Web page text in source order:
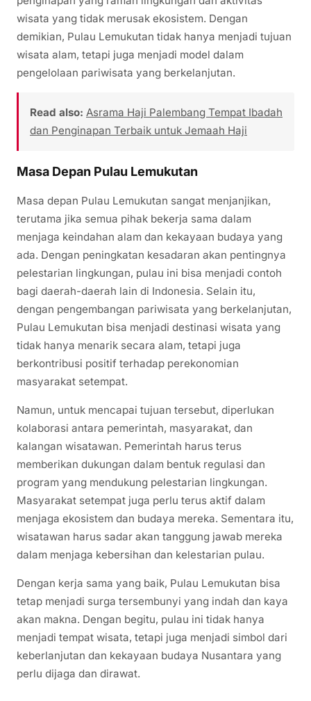
wisata yang tidak merusak ekosistem. Dengan
demikian, Pulau Lemukutan tidak hanya menjadi tujuan
wisata alam, tetapi juga menjadi model dalam
pengelolaan pariwisata yang berkelanjutan.
Read also: Asrama Haji Palembang Tempat Ibadah
dan Penginapan Terbaik untuk Jemaah Haji
Masa Depan Pulau Lemukutan
Masa depan Pulau Lemukutan sangat menjanjikan,
terutama jika semua pihak bekerja sama dalam
menjaga keindahan alam dan kekayaan budaya yang
ada. Dengan peningkatan kesadaran akan pentingnya
pelestarian lingkungan, pulau ini bisa menjadi contoh
bagi daerah-daerah lain di Indonesia. Selain itu,
dengan pengembangan pariwisata yang berkelanjutan,
Pulau Lemukutan bisa menjadi destinasi wisata yang
tidak hanya menarik secara alam, tetapi juga
berkontribusi positif terhadap perekonomian
masyarakat setempat.
Namun, untuk mencapai tujuan tersebut, diperlukan
kolaborasi antara pemerintah, masyarakat, dan
kalangan wisatawan. Pemerintah harus terus
memberikan dukungan dalam bentuk regulasi dan
program yang mendukung pelestarian lingkungan.
Masyarakat setempat juga perlu terus aktif dalam
menjaga ekosistem dan budaya mereka. Sementara itu,
wisatawan harus sadar akan tanggung jawab mereka
dalam menjaga kebersihan dan kelestarian pulau.
Dengan kerja sama yang baik, Pulau Lemukutan bisa
tetap menjadi surga tersembunyi yang indah dan kaya
akan makna. Dengan begitu, pulau ini tidak hanya
menjadi tempat wisata, tetapi juga menjadi simbol dari
keberlanjutan dan kekayaan budaya Nusantara yang
perlu dijaga dan dirawat.